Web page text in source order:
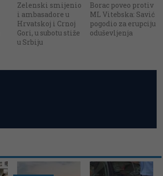
Zelenski smijenio
i ambasadore u
Hrvatskoj i Crnoj
Gori, u subotu stiže
u Srbiju
Borac poveo protiv
ML Vitebska: Savić
pogodio za erupciju
oduševljenja